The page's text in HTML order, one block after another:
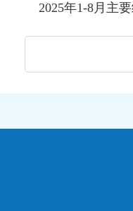
2025年1-8月主